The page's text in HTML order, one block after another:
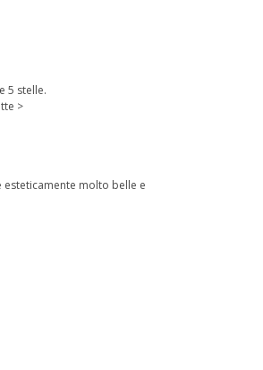
5 stelle.
>
esteticamente molto belle e